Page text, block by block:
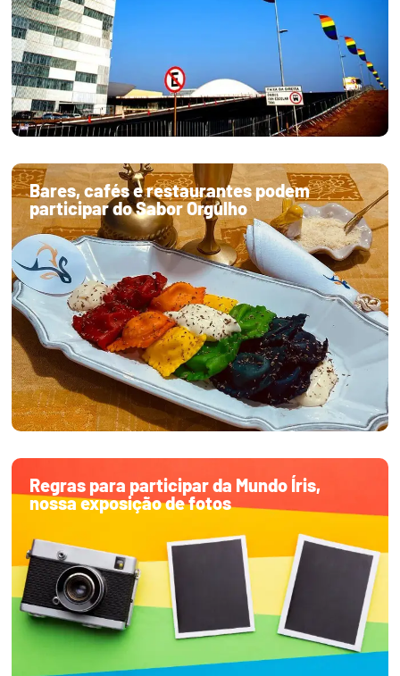
Bares, cafés e restaurantes podem
participar do Sabor Orgulho
Regras para participar da Mundo Íris,
nossa exposição de fotos